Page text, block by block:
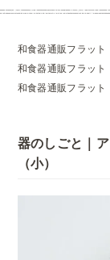
和食器通販フラット
和食器通販フラット
和食器通販フラット
器のしごと｜
（小）